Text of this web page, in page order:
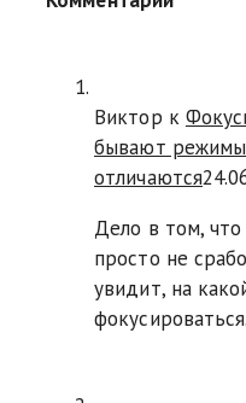
Виктор к
бывают
отличаются
Дело в том,
просто не
увидит, на
фокусироваться.